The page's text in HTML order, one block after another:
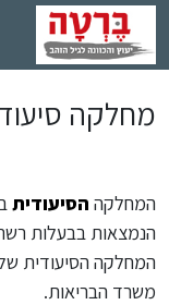
דילוג לתוכן העיקרי
מחלקה
המחלקה הסיעודית
הנמצאות בבעלות
המחלקה הסיעודית
משרד הבריאות.